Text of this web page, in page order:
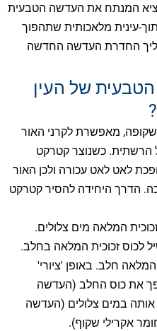
המנתח את העדשה הטבעית
עינית מלאכותית שתהפוך
החדרת העדשה החדשה
של העין
מאפשרת לקרני האור
הרשתית. כשנוצר קטרקט
לאט לאט עכורה ולכן האור
הדרך היחידה להסיר קטרקט
המלאה מים צלולים.
לכוס זכוכית המלאה בחלב.
חלב. באופן 'ציורי'
את כוס החלב (העדשה
במים צלולים (העדשה
אקרילי שקוף).